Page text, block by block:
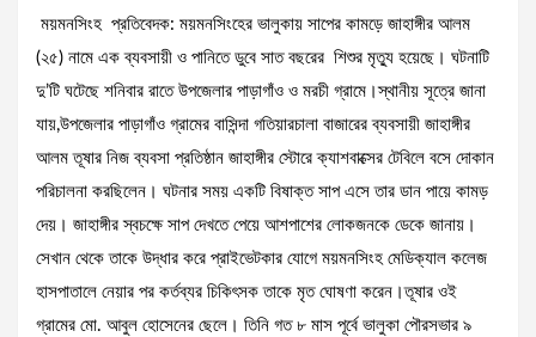
ময়মনসিংহ প্রতিবেদক: ময়মনসিংহের ভালুকায় সাপের কামড়ে জাহাঙ্গীর আলম
(২৫) নামে এক ব্যবসায়ী ও পানিতে ডুবে সাত বছরের শিশুর মৃত্যু হয়েছে। ঘটনাটি
দু’টি ঘটেছে শনিবার রাতে উপজেলার পাড়াগাঁও ও মরচী গ্রামে।স্থানীয় সূত্রে জানা
যায়,উপজেলার পাড়াগাঁও গ্রামের বাসিন্দা গতিয়ারচালা বাজারের ব্যবসায়ী জাহাঙ্গীর
আলম তূষার নিজ ব্যবসা প্রতিষ্ঠান জাহাঙ্গীর স্টোরে ক্যাশবাক্সের টেবিলে বসে দোকান
পরিচালনা করছিলেন। ঘটনার সময় একটি বিষাক্ত সাপ এসে তার ডান পায়ে কামড়
দেয়। জাহাঙ্গীর স্বচক্ষে সাপ দেখতে পেয়ে আশপাশের লোকজনকে ডেকে জানায়।
সেখান থেকে তাকে উদ্ধার করে প্রাইভেটকার যোগে ময়মনসিংহ মেডিক্যাল কলেজ
হাসপাতালে নেয়ার পর কর্তব্যর চিকিৎসক তাকে মৃত ঘোষণা করেন।তূষার ওই
গ্রামের মো. আবুল হোসেনের ছেলে। তিনি গত ৮ মাস পূর্বে ভালুকা পৌরসভার ৯